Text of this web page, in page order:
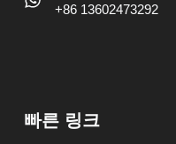
+86 13602473292
빠른 링크